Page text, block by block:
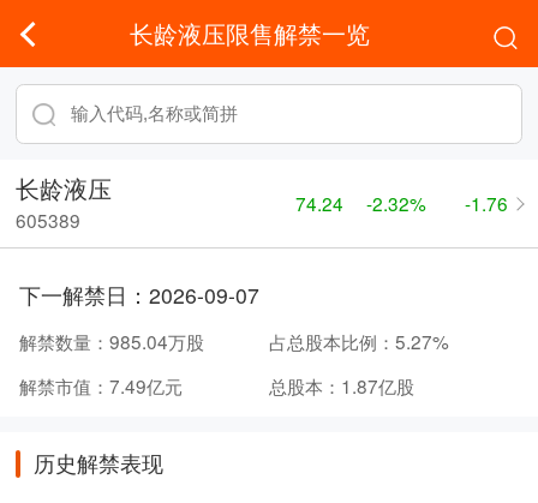
长龄液压限售解禁一览
长龄液压
605389
74.24 -2.32% -1.76
下一解禁日： 2026-09-07
解禁数量： 985.04万股 占总股本比例： 5.27%
解禁市值： 7.49亿元 总股本： 1.87亿股
历史解禁表现